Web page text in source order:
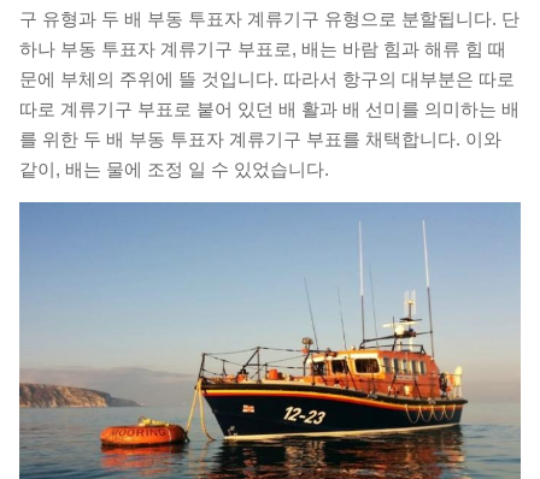
구 유형과 두 배 부동 투표자 계류기구 유형으로 분할됩니다. 단
하나 부동 투표자 계류기구 부표로, 배는 바람 힘과 해류 힘 때
문에 부체의 주위에 뜰 것입니다. 따라서 항구의 대부분은 따로
따로 계류기구 부표로 붙어 있던 배 활과 배 선미를 의미하는 배
를 위한 두 배 부동 투표자 계류기구 부표를 채택합니다. 이와
같이, 배는 물에 조정 일 수 있었습니다.